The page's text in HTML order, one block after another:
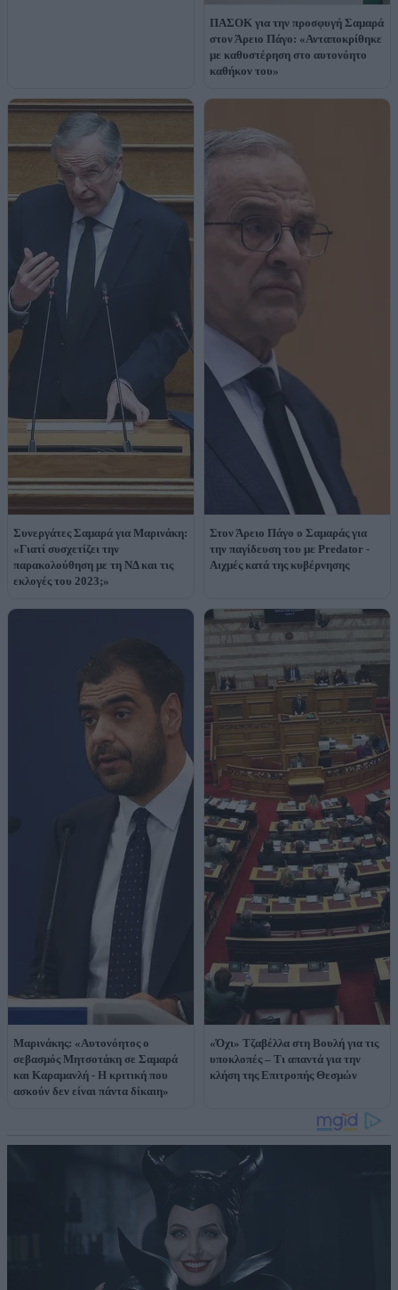
ΠΑΣΟΚ για την προσφυγή Σαμαρά
στον Άρειο Πάγο: «Ανταποκρίθηκε
με καθυστέρηση στο αυτονόητο
καθήκον του»
Συνεργάτες Σαμαρά για Μαρινάκη:
«Γιατί συσχετίζει την
παρακολούθηση με τη ΝΔ και τις
εκλογές του 2023;»
Στον Άρειο Πάγο ο Σαμαράς για
την παγίδευση του με Predator -
Αιχμές κατά της κυβέρνησης
Μαρινάκης: «Αυτονόητος ο
σεβασμός Μητσοτάκη σε Σαμαρά
και Καραμανλή - Η κριτική που
ασκούν δεν είναι πάντα δίκαιη»
«Όχι» Τζαβέλλα στη Βουλή για τις
υποκλοπές – Τι απαντά για την
κλήση της Επιτροπής Θεσμών